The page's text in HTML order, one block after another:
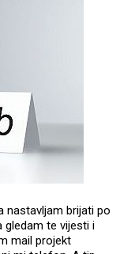
nastavljam brijati po
gledam te vijesti i
mail projekt